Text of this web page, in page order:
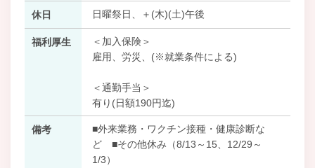
休日 日曜祭日、＋(木)(土)午後
福利厚生
＜加入保険＞
雇用、労災、(※就業条件による)
＜通勤手当＞
有り(日額190円迄)
備考
■外来業務・ワクチン接種・健康診断な
ど ■その他休み（8/13～15、12/29～
1/3）